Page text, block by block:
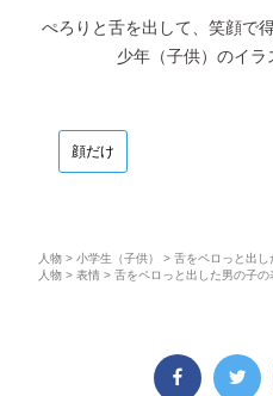
ぺろりと舌を出して、笑顔で
少年（子供）のイラ
顔だけ
人物 >小学生（子供）
> 舌をペロっと出し
人物 >表情 > 舌をペロっと出した男の子の